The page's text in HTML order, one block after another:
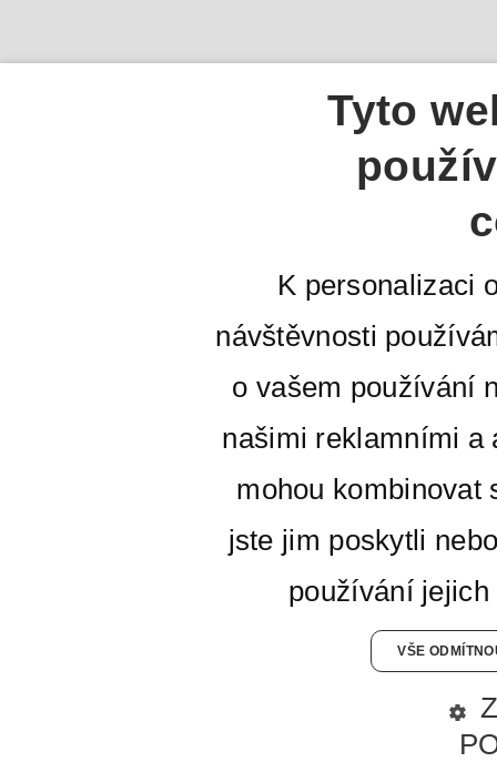
Tyto
K personalizaci
návštěvnosti
o vašem používání
našimi reklamními a
mohou kombinovat
jste jim poskytli
používání
VŠE